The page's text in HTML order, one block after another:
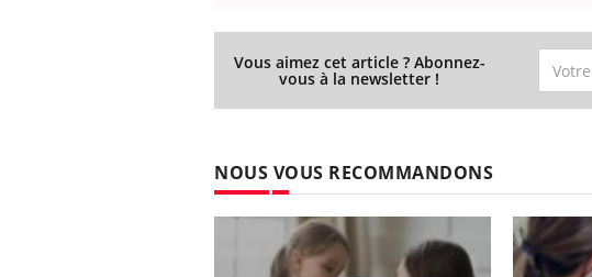
Vous aimez cet article ? Abonnez-
vous à la newsletter !
NOUS VOUS RECOMMANDONS